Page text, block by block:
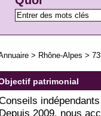
> Rhône-Alpes >
patrimonial
2009, nous